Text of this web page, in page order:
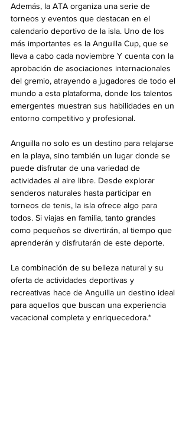
Además, la ATA organiza una serie de
torneos y eventos que destacan en el
calendario deportivo de la isla. Uno de los
más importantes es la Anguilla Cup, que se
lleva a cabo cada noviembre Y cuenta con la
aprobación de asociaciones internacionales
del gremio, atrayendo a jugadores de todo el
mundo a esta plataforma, donde los talentos
emergentes muestran sus habilidades en un
entorno competitivo y profesional.
Anguilla no solo es un destino para relajarse
en la playa, sino también un lugar donde se
puede disfrutar de una variedad de
actividades al aire libre. Desde explorar
senderos naturales hasta participar en
torneos de tenis, la isla ofrece algo para
todos. Si viajas en familia, tanto grandes
como pequeños se divertirán, al tiempo que
aprenderán y disfrutarán de este deporte.
La combinación de su belleza natural y su
oferta de actividades deportivas y
recreativas hace de Anguilla un destino ideal
para aquellos que buscan una experiencia
vacacional completa y enriquecedora.*